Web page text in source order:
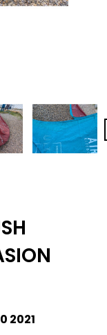
2021